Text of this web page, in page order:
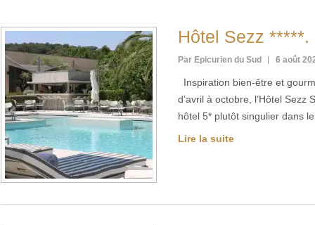
Hôtel Sezz
Par Epicurien du Sud 6 août
Inspiration bien-être et
d’avril à octobre, l’Hôtel
hôtel 5* plutôt singulier dans
Lire la suite